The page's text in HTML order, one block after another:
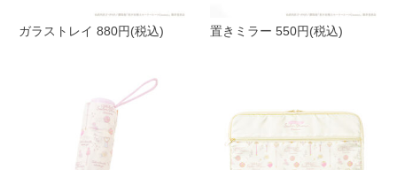
ガラストレイ 880円(税込) 置きミラー 550円(税込)